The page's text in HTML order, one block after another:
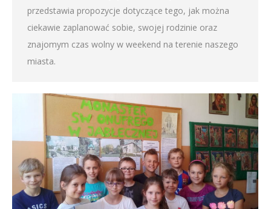
przedstawia propozycje dotyczące tego, jak można
ciekawie zaplanować sobie, swojej rodzinie oraz
znajomym czas wolny w weekend na terenie naszego
miasta.